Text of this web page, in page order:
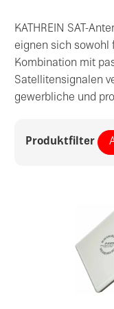
KATHREIN SAT-
eignen sich sowohl
Kombination mit
Satellitensignalen
gewerbliche und
Produktfilter